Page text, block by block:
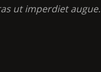
ut imperdiet augue.